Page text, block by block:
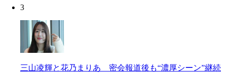
3
三山凌輝と花乃まりあ 密会報道後も“濃厚シーン”継続